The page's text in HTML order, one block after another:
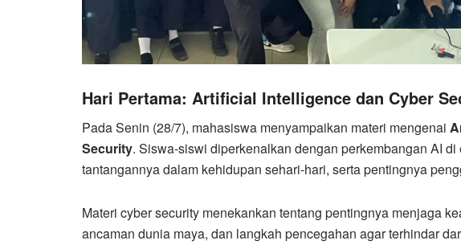
Hari Pertama: Artificial Intelligence dan Cyber
Pada Senin (28/7), mahasiswa menyampaikan materi mengenai
Security. Siswa-siswi diperkenalkan dengan perkembangan AI di
tantangannya dalam kehidupan sehari-hari, serta pentingnya
Materi cyber security menekankan tentang pentingnya menjaga
ancaman dunia maya, dan langkah pencegahan agar terhindar